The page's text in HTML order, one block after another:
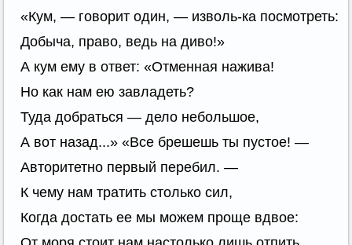
«Кум, — говорит один, — изволь-ка посмотреть:
Добыча, право, ведь на диво!»
А кум ему в ответ: «Отменная нажива!
Но как нам ею завладеть?
Туда добраться — дело небольшое,
А вот назад...» «Все брешешь ты пустое! —
Авторитетно первый перебил. —
К чему нам тратить столько сил,
Когда достать ее мы можем проще вдвое: